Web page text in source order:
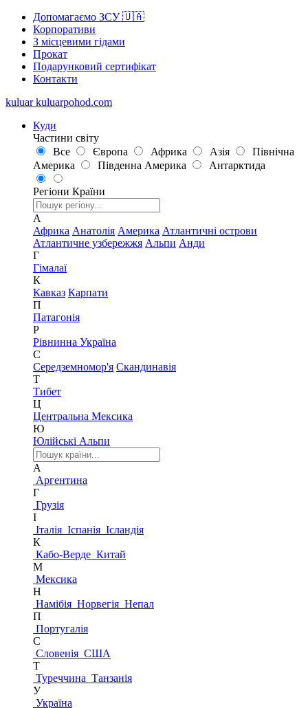
Допомагаємо ЗСУ 🇺🇦
Корпоративи
З місцевими гідами
Прокат
Подарунковий сертифікат
Контакти
kuluar kuluarpohod.com
Куди
Частини світу
Все
Європа Африка Азія
Північна
Америка
Південна Америка Антарктида
Регіони Країни
А
Африка Анатолія Америка Атлантичні острови
Атлантичне узбережжя Альпи Анди
Г
Гімалаї
К
Кавказ Карпати
П
Патагонія
Р
Рівнинна Україна
С
Середземномор'я Скандинавія
Т
Тибет
Ц
Центральна Мексика
Ю
Юлійські Альпи
А
Аргентина
Г
Грузія
І
Італія Іспанія Ісландія
К
Кабо-Верде Китай
М
Мексика
Н
Намібія Норвегія Непал
П
Португалія
С
Словенія США
Т
Туреччина Танзанія
У
Україна